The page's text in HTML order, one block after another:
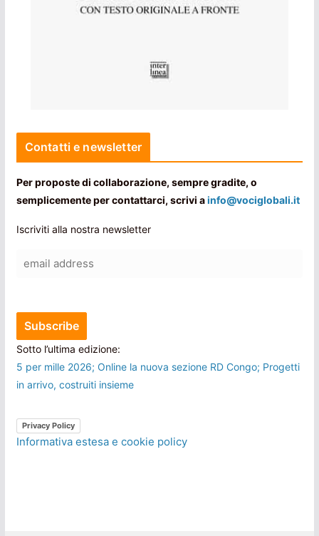
Contatti e newsletter
Per proposte di collaborazione, sempre gradite, o
semplicemente per contattarci, scrivi ainfo@vociglobali.it
Iscriviti alla nostra newsletter
Sotto l’ultima edizione:
5 per mille 2026; Online la nuova sezione RD Congo; Progetti
in arrivo, costruiti insieme
Privacy Policy
Informativa estesa e cookie policy